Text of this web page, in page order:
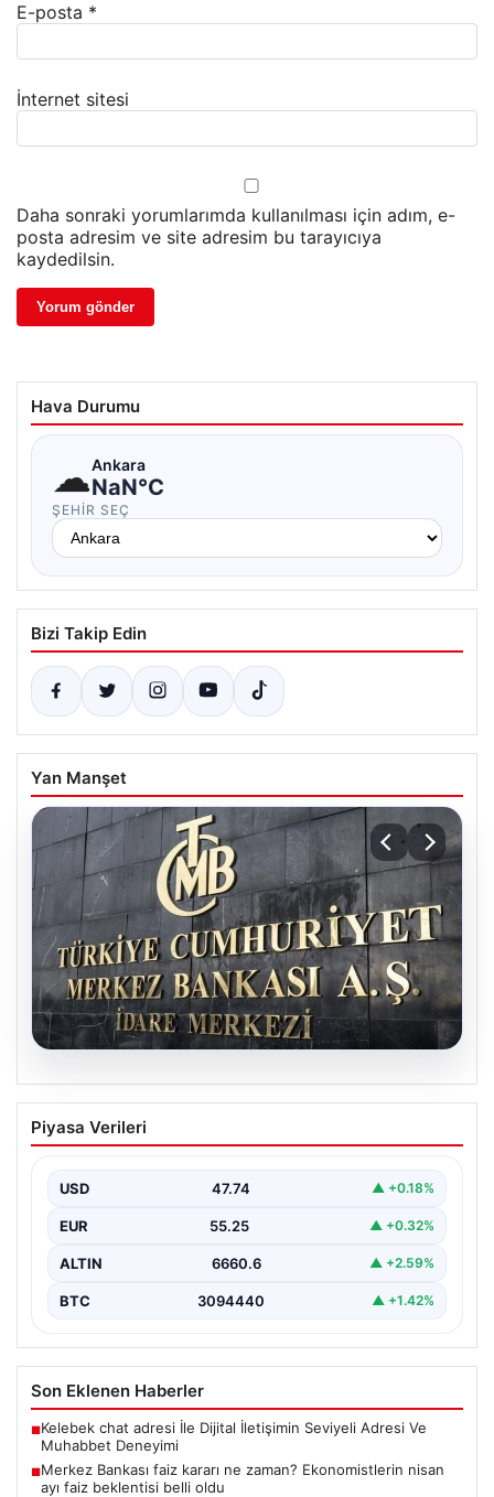
E-posta *
İnternet sitesi
Daha sonraki yorumlarımda kullanılması için adım, e-
posta adresim ve site adresim bu tarayıcıya
kaydedilsin.
Hava Durumu
☁Ankara
NaN°C
ŞEHIR SEÇ
Bizi Takip Edin
Yan Manşet
Merkez Bankası faiz kararı ne zaman?
Ekonomistlerin nisan ayı faiz beklentisi
Piyasa Verileri
USD 47.74 ▲ +0.18%
EUR 55.25 ▲ +0.32%
ALTIN 6660.6 ▲ +2.59%
BTC 3094440 ▲ +1.42%
Son Eklenen Haberler
■Kelebek chat adresi İle Dijital İletişimin Seviyeli Adresi Ve
Muhabbet Deneyimi
■Merkez Bankası faiz kararı ne zaman? Ekonomistlerin nisan
ayı faiz beklentisi belli oldu